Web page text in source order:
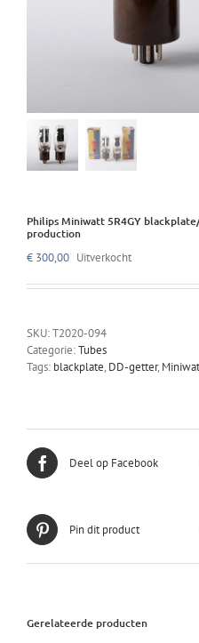
Philips Miniwatt 5R4GY
production
€ 300,00 Uitverkocht
SKU:T2020-094
Categorie:Tubes
Tags: blackplate, DD-getter,
Deel op Facebook
Pin dit product
Gerelateerde producten